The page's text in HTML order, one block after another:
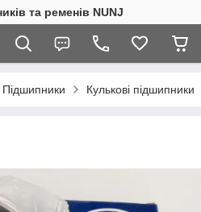
та ременів NUNJ
Підшипники Кулькові підшипники